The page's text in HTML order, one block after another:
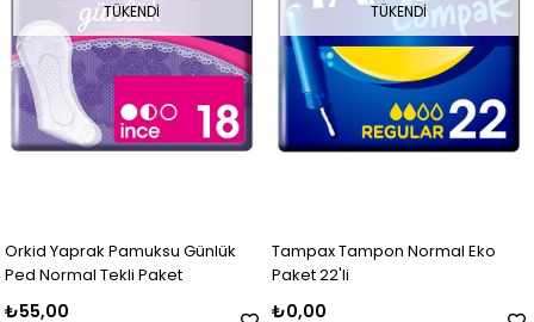
TÜKENDI
Orkid Yaprak Pamuksu Günlük
Ped Normal Tekli Paket
₺55,00
TÜKENDI
Tampax Tampon Normal Eko
Paket 22'li
₺0,00